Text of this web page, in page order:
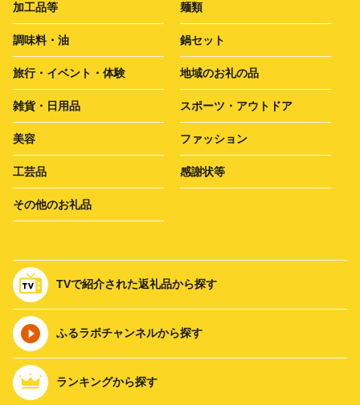
加工品等 麺類
調味料・油 鍋セット
旅行・イベント・体験 地域のお礼の品
雑貨・日用品 スポーツ・アウトドア
美容 ファッション
工芸品 感謝状等
その他のお礼品
TVで紹介された返礼品から探す
ふるラボチャンネルから探す
ランキングから探す